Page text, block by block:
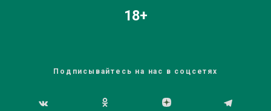
18+
Подписывайтесь на нас в соцсетях